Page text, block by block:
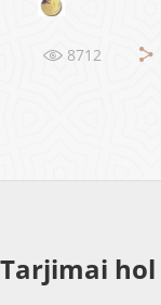
8712
Tarjimai hol